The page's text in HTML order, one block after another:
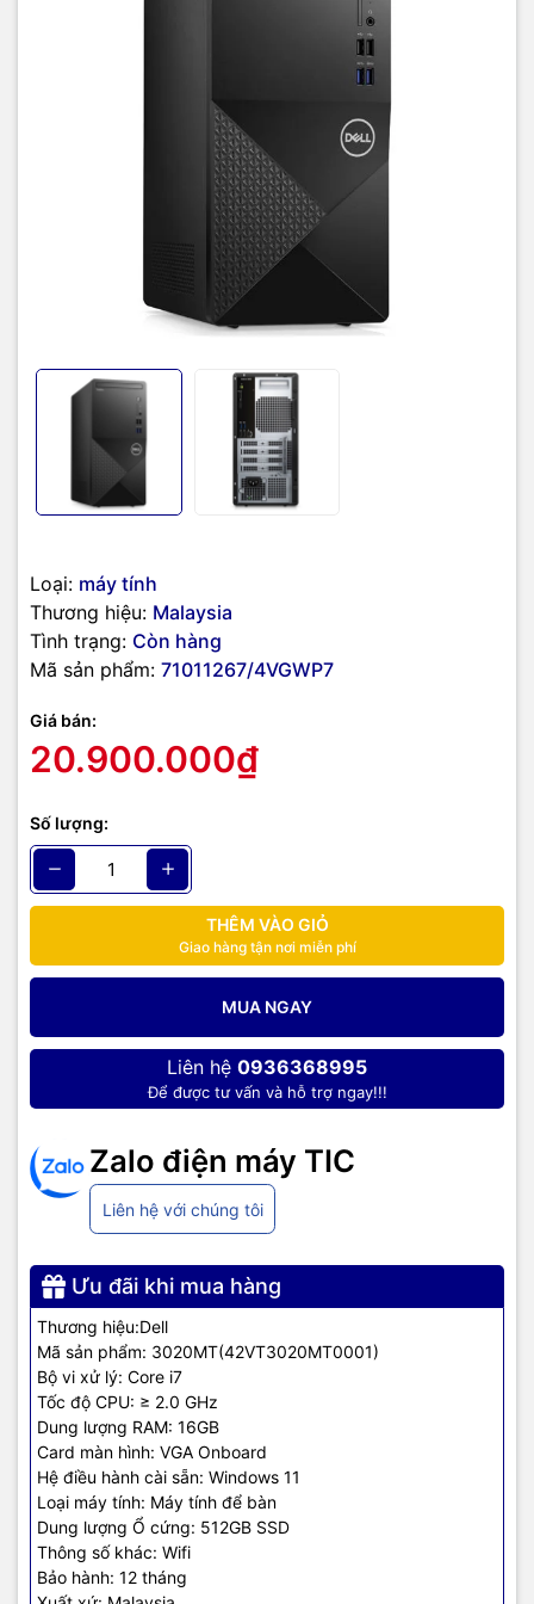
Loại: máy tính
Thương hiệu: Malaysia
Tình trạng: Còn hàng
Mã sản phẩm: 71011267/4VGWP7
Giá bán:
20.900.000₫
Số lượng:
THÊM VÀO GIỎ
Giao hàng tận nơi miễn phí
MUA NGAY
Liên hệ 0936368995
Để được tư vấn và hỗ trợ ngay!!!
Zalo điện máy TIC
Liên hệ với chúng tôi
Ưu đãi khi mua hàng
Thương hiệu:Dell
Mã sản phẩm: 3020MT(42VT3020MT0001)
Bộ vi xử lý: Core i7
Tốc độ CPU: ≥ 2.0 GHz
Dung lượng RAM: 16GB
Card màn hình: VGA Onboard
Hệ điều hành cài sẵn: Windows 11
Loại máy tính: Máy tính để bàn
Dung lượng Ổ cứng: 512GB SSD
Thông số khác: Wifi
Bảo hành: 12 tháng
Thân case chắc chắn, thiết kế tối
ưu để tản nhiệt và nâng cấp
Là một trong những nhãn hàng tiên phong và có tuổi đời lâu năm
nghiệp hàng đầu thân case đứng to để khách hàng thừa sức độ
thêm nhiều thiết bị đặc thù hay khe cắm mở rộng trên Dell Vostro
Thiết kế còn được đánh giá khá cao bởi lớp vỏ kim loại chắc chắn
trên Vostro 3020, hầu như trên mỗi mặt thân case đều có lưới giúp
tối ưu hơn khả năng thoát nhiệt dưới sự hỗ trợ từ những bộ tản
nhiệt bên trong.
Khu vực làm mát cho CPU trên Dell Vostro 3020 Tower cũng được
đầu tư tốt. Với dạng thiết kế quạt hút ra cùng cụm dẫn gió hứa hẹn
nhiệt độ hoạt động mát mẻ, đảm bảo việc khai thác hết hiệu năng
của dòng vi xử lý Intel thế hệ 13 Raptor Lake hiện đại nhất được
Máy tính để bàn theo hãng còn sở hữu hệ thống cổng nối trước và
sau được phân bổ hợp lý thuận tiện sử dụng cũng như tăng tính
Lưu ý: Cổng kết nối trên sản phẩm thực tế có thể khác tuỳ vào lựa
chọn của nhà cung cấp, quý khách vui lòng kiểm tra kỹ trước khi
thanh toán.
Nhìn chung, dưới diện mạo có thể coi là khá cầu toàn đó, ta thấy
được sự cẩn thận, tỉ mỉ được Dell áp dụng trên Vostro 3020MT
siêu phẩm đứng đầu được doanh nghiệp tin dùng.